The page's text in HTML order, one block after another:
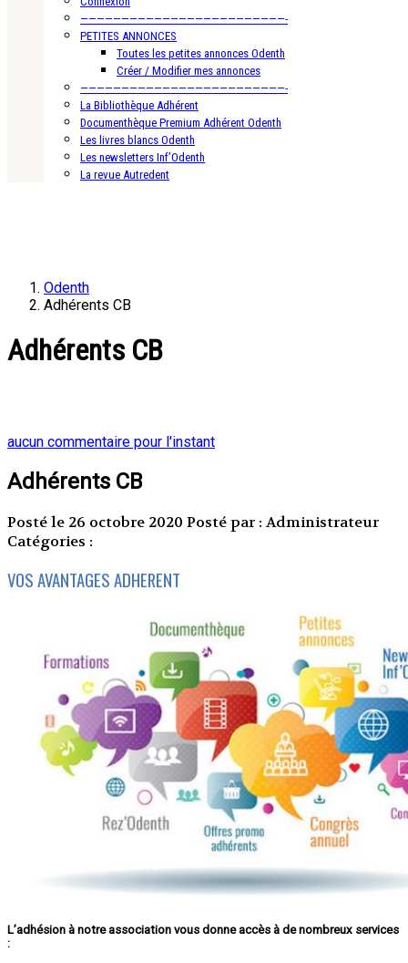
—————————————————————————-
PETITES ANNONCES
Toutes les petites annonces Odenth
Créer / Modifier mes annonces
—————————————————————————-
La Bibliothèque Adhérent
Documenthèque Premium Adhérent Odenth
Les livres blancs Odenth
Les newsletters Inf’Odenth
La revue Autredent
Odenth
Adhérents CB
Adhérents CB
aucun commentaire pour l'instant
Adhérents CB
Posté le 26 octobre 2020 Posté par : Administrateur
Catégories :
VOS AVANTAGES ADHERENT
L’adhésion à notre association vous donne accès à denombreux services
: